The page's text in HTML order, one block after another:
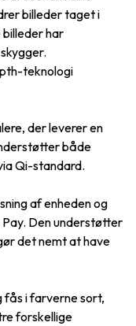
billeder taget i
billeder har
teknologi
der leverer en
både
Qi-standard.
af enheden og
Den understøtter
det nemt at have
fås i farverne sort,
forskellige